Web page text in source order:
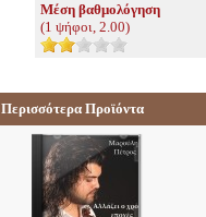
Μέση βαθμολόγηση
(1 ψήφοι, 2.00)
Περισσότερα Προϊόντα